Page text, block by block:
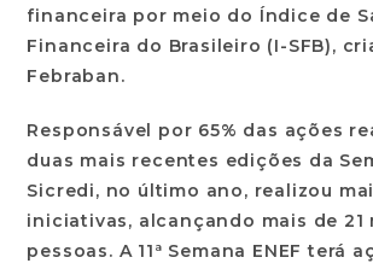
financeira por meio do Índice de
Financeira do Brasileiro (I-SFB),
Febraban.
Responsável por 65% das ações
duas mais recentes edições da
Sicredi, no último ano, realizou
iniciativas, alcançando mais de 21
pessoas. A 11ª Semana ENEF terá